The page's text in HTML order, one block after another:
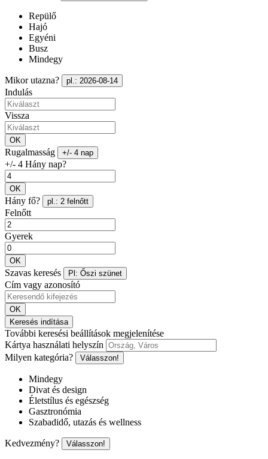
Repülő
Hajó
Egyéni
Busz
Mindegy
Mikor utazna? pl.: 2026-08-14
Indulás
Vissza
OK
Rugalmasság +/- 4 nap
+/- 4 Hány nap?
OK
Hány fő? pl.: 2 felnőtt
Felnőtt
Gyerek
OK
Szavas keresés Pl: Őszi szünet
Cím vagy azonosító
OK
Keresés indítása
További keresési beállítások megjelenítése
Kártya használati helyszín
Milyen kategória?
Válasszon!
Mindegy
Divat és design
Életstílus és egészség
Gasztronómia
Szabadidő, utazás és wellness
Kedvezmény? Válasszon!